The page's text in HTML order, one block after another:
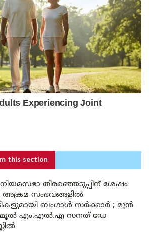
this section
നിയമസഭാ തിരഞ്ഞെടുപ്പിന് ശേഷം
അക്രമ സംഭവങ്ങളിൽ
ബംഗാൾ സർക്കാർ ; മുൻ
എം.എൽ.എ സനത് ഡേ